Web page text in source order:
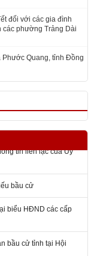
đối với các gia đình
các phường Trảng Dài
Phước Quang, tỉnh Đồng
tin liên lạc của Ủy
bầu cử
biểu HĐND các cấp
bầu cử tỉnh tại Hội